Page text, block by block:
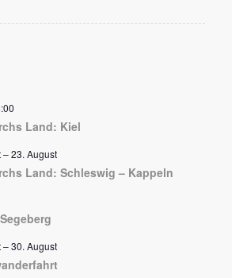
Land: Kiel
–23. August
Land: Schleswig – Kappeln
–30. August